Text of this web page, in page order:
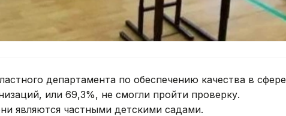
департамента по обеспечению качества в сфере
или 69,3%, не смогли пройти проверку.
являются частными детскими садами.